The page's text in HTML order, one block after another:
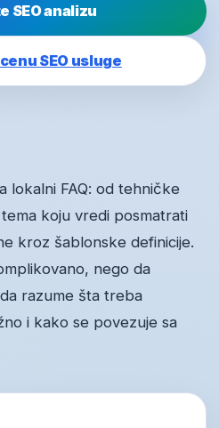
SEO analizu
SEO usluge
lokalni FAQ: od tehničke
koju vredi posmatrati
kroz šablonske definicije.
nego da
razume šta treba
i kako se povezuje sa